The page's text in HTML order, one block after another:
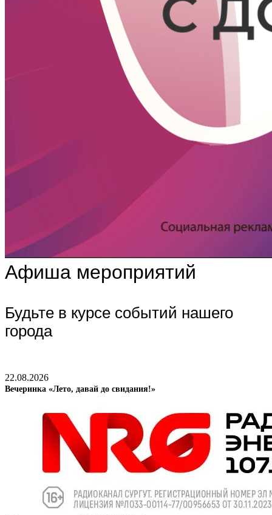
Афиша мероприятий
Будьте в курсе событий нашего
города
22.08.2026
Вечеринка «Лето, давай до свидания!»